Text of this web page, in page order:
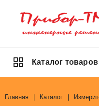
Каталог товаров
Главная Каталог